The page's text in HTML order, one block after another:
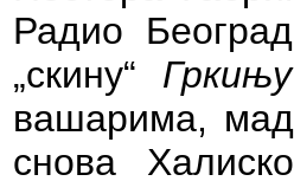
Радио
„скину“ Гркињу
вашарима,
снова